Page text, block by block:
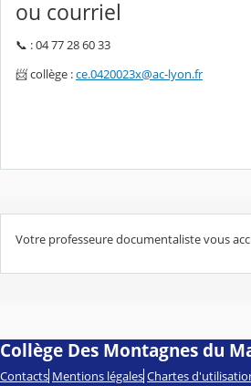
ou courriel
📞 : 04 77 28 60 33
📨 collège :ce.0420023x@ac-lyon.fr
Votre professeure documentaliste vous
Collège Des Montagnes du
Contacts Mentions légales Chartes